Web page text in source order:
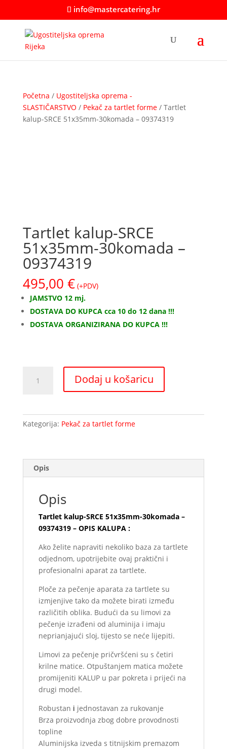
info@mastercatering.hr
Početna / Ugostiteljska oprema -
SLASTIČARSTVO / Pekač za tartlet forme/ Tartlet
kalup-SRCE 51x35mm-30komada – 09374319
Tartlet kalup-SRCE
51x35mm-30komada –
09374319
495,00 € (+PDV)
JAMSTVO 12 mj.
DOSTAVA DO KUPCA cca 10 do 12 dana !!!
DOSTAVA ORGANIZIRANA DO KUPCA !!!
kalup-
Dodaj u košaricu
Kategorija: Pekač za tartlet forme
Opis
Opis
Tartlet kalup-SRCE 51x35mm-30komada –
09374319 – OPIS KALUPA :
Ako želite napraviti nekoliko baza za tartlete
odjednom, upotrijebite ovaj praktični i
profesionalni aparat za tartlete.
Ploče za pečenje aparata za tartlete su
izmjenjive tako da možete birati između
različitih oblika. Budući da su limovi za
pečenje izrađeni od aluminija i imaju
neprianjajući sloj, tijesto se neće lijepiti.
Limovi za pečenje pričvršćeni su s četiri
krilne matice. Otpuštanjem matica možete
promijeniti KALUP u par pokreta i prijeći na
drugi model.
Robustan i jednostavan za rukovanje
Brza proizvodnja zbog dobre provodnosti
topline
Aluminijska izveda s titnijskim premazom